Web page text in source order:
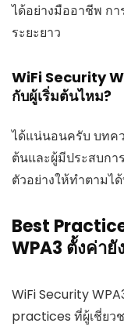
ได้อย่างมืออาชีพ กา
ระยะยาว
WiFi Security
กับผู้เริ่มต้นไหม?
ได้แน่นอนครับ บทคว
ต้นและผู้มีประสบก
ตัวอย่างให้ทำตามไ
Best
WPA3 ตั้งค่ายั
WiFi Security
practices ที่ผู้เชี่ยว